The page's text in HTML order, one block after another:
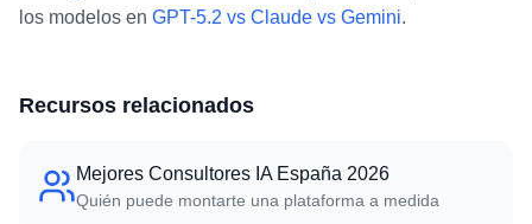
los modelos en GPT-5.2 vs Claude vs Gemini.
Recursos relacionados
Mejores Consultores IA España 2026
Quién puede montarte una plataforma a medida